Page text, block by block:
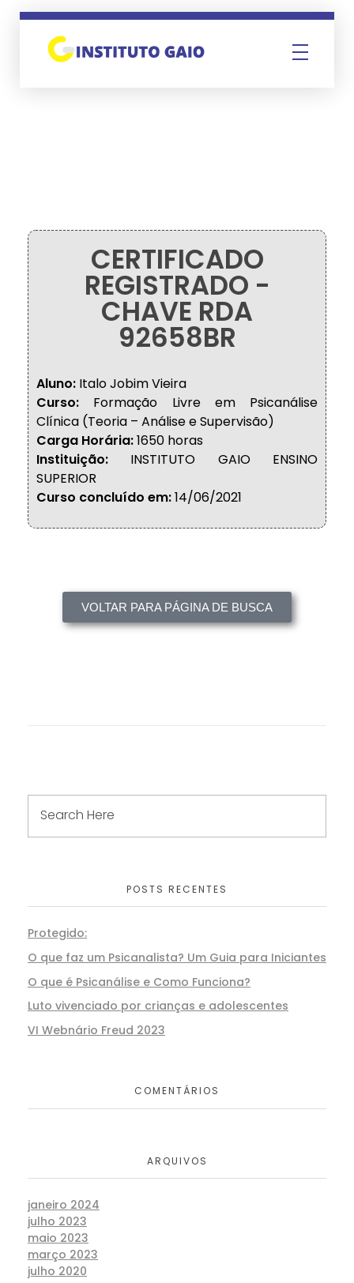
CERTIFICADO
REGISTRADO -
CHAVE RDA
92658BR
Aluno: Italo Jobim Vieira
Curso: Formação Livre em Psicanálise
Clínica (Teoria – Análise e Supervisão)
Carga Horária:1650 horas
Instituição: INSTITUTO GAIO ENSINO
SUPERIOR
Curso concluído em:14/06/2021
VOLTAR PARA PÁGINA DE BUSCA
POSTS RECENTES
Protegido:
O que faz um Psicanalista? Um Guia para Iniciantes
O que é Psicanálise e Como Funciona?
Luto vivenciado por crianças e adolescentes
VI Webnário Freud 2023
COMENTÁRIOS
ARQUIVOS
janeiro 2024
julho 2023
maio 2023
março 2023
julho 2020